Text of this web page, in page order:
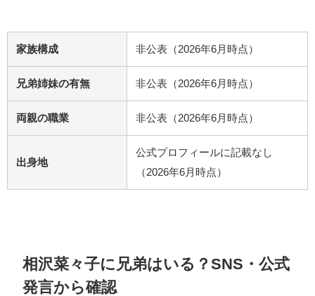
家族構成 非公表（2026年6月時点）
兄弟姉妹の有無 非公表（2026年6月時点）
両親の職業 非公表（2026年6月時点）
出身地
公式プロフィールに記載なし
（2026年6月時点）
相沢菜々子に兄弟はいる？SNS・公式
発言から確認